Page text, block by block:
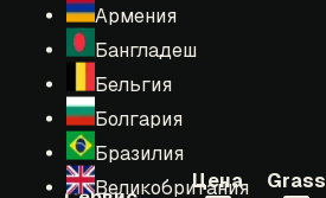
Армения
Бангладеш
Бельгия
Болгария
Бразилия
Великобритания
Цена Grass